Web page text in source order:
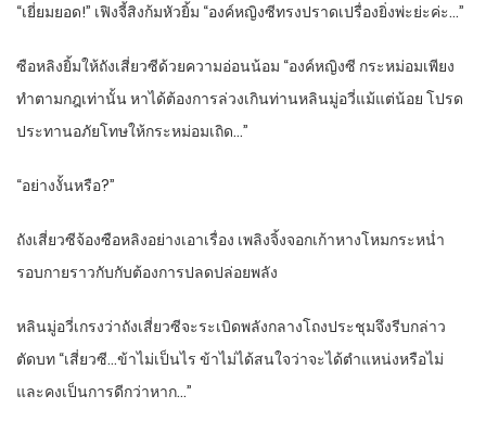
“เยี่ยมยอด!” เฟิงจี้สิงก้มหัวยิ้ม “องค์หญิงซีทรงปราดเปรื่องยิ่งพ่ะย่ะค่ะ…”
ซือหลิงยิ้มให้ถังเสี่ยวซีด้วยความอ่อนน้อม “องค์หญิงซี กระหม่อมเพียง
ทำตามกฎเท่านั้น หาได้ต้องการล่วงเกินท่านหลินมู่อวี่แม้แต่น้อย โปรด
ประทานอภัยโทษให้กระหม่อมเถิด…”
“อย่างงั้นหรือ?”
ถังเสี่ยวซีจ้องซือหลิงอย่างเอาเรื่อง เพลิงจิ้งจอกเก้าหางโหมกระหน่ำ
รอบกายราวกับกับต้องการปลดปล่อยพลัง
หลินมู่อวี่เกรงว่าถังเสี่ยวซีจะระเบิดพลังกลางโถงประชุมจึงรีบกล่าว
ตัดบท “เสี่ยวซี…ข้าไม่เป็นไร ข้าไม่ได้สนใจว่าจะได้ตำแหน่งหรือไม่
และคงเป็นการดีกว่าหาก…”